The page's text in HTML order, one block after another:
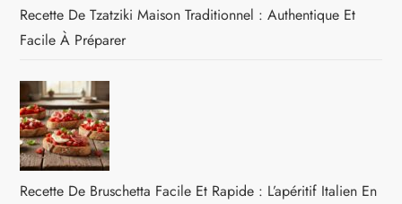
Recette De Tzatziki Maison Traditionnel : Authentique Et
Facile À Préparer
Recette De Bruschetta Facile Et Rapide : L’apéritif Italien En